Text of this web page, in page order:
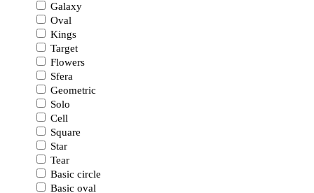
Galaxy
Oval
Kings
Target
Flowers
Sfera
Geometric
Solo
Cell
Square
Star
Tear
Basic circle
Basic oval